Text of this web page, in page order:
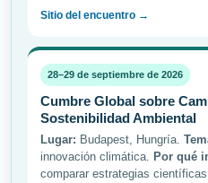
Sitio del encuentro →
28–29 de septiembre de 2026
Cumbre Global sobre
Sostenibilidad Ambiental
Lugar: Budapest, Hungría.
innovación climática. Por qué
comparar estrategias